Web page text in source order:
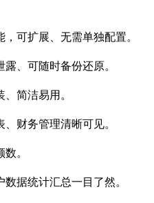
可扩展、无需单独配置。
、可随时备份还原。
简洁易用。
财务管理清晰可见。
。
据统计汇总一目了然。